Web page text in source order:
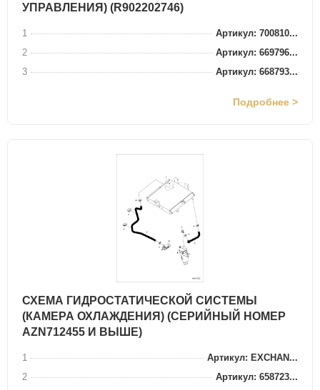
УПРАВЛЕНИЯ) (R902202746)
1
Артикул: 700810...
2
Артикул: 669796...
3
Артикул: 668793...
Подробнее >
СХЕМА ГИДРОСТАТИЧЕСКОЙ СИСТЕМЫ
(КАМЕРА ОХЛАЖДЕНИЯ) (СЕРИЙНЫЙ НОМЕР
AZN712455 И ВЫШЕ)
1
Артикул: EXCHAN...
2
Артикул: 658723...